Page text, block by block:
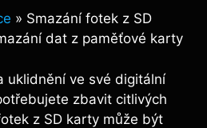
» Smazání fotek z SD
dat z paměťové karty
uklidnění ve své digitální
⁤zbavit citlivých
z SD ‍karty může být